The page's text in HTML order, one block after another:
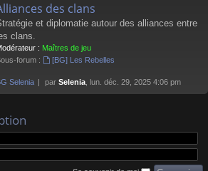
des clans
et diplomatie autour des alliances entre
clans.
: Maîtres de jeu
forum :
[BG] Les Rebelles
Selenia par Selenia , lun. déc. 29, 2025 4:06 pm